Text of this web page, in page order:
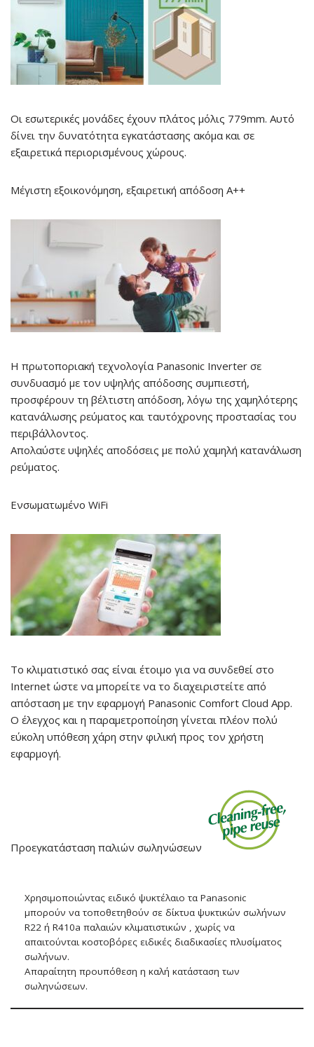
Οι εσωτερικές μονάδες έχουν πλάτος μόλις 779mm. Αυτό
δίνει την δυνατότητα εγκατάστασης ακόμα και σε
εξαιρετικά περιορισμένους χώρους.
Μέγιστη εξοικονόμηση, εξαιρετική απόδοση A++
Η πρωτοποριακή τεχνολογία Panasonic Inverter σε
συνδυασμό με τον υψηλής απόδοσης συμπιεστή,
προσφέρουν τη βέλτιστη απόδοση, λόγω της χαμηλότερης
κατανάλωσης ρεύματος και ταυτόχρονης προστασίας του
περιβάλλοντος.
Απολαύστε υψηλές αποδόσεις με πολύ χαμηλή κατανάλωση
ρεύματος.
Ενσωματωμένο WiFi
Το κλιματιστικό σας είναι έτοιμο για να συνδεθεί στο
Internet ώστε να μπορείτε να το διαχειριστείτε από
απόσταση με την εφαρμογή Panasonic Comfort Cloud App.
Ο έλεγχος και η παραμετροποίηση γίνεται πλέον πολύ
εύκολη υπόθεση χάρη στην φιλική προς τον χρήστη
εφαρμογή.
Προεγκατάσταση παλιών σωληνώσεων
Χρησιμοποιώντας ειδικό ψυκτέλαιο τα Panasonic
μπορούν να τοποθετηθούν σε δίκτυα ψυκτικών σωλήνων
R22 ή R410a παλαιών κλιματιστικών , χωρίς να
απαιτούνται κοστοβόρες ειδικές διαδικασίες πλυσίματος
σωλήνων.
Απαραίτητη προυπόθεση η καλή κατάσταση των
σωληνώσεων.